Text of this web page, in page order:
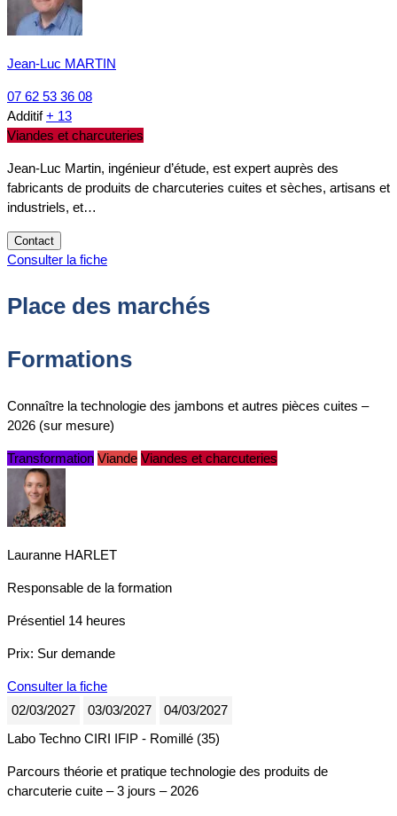
Jean-Luc MARTIN
07 62 53 36 08
Additif + 13
Viandes et charcuteries
Jean-Luc Martin, ingénieur d’étude, est expert auprès des
fabricants de produits de charcuteries cuites et sèches, artisans et
industriels, et…
Contact
Consulter la fiche
Place des marchés
Formations
Connaître la technologie des jambons et autres pièces cuites –
2026 (sur mesure)
Transformation Viande Viandes et charcuteries
Lauranne HARLET
Responsable de la formation
Présentiel 14 heures
Prix: Sur demande
Consulter la fiche
02/03/2027
03/03/2027
04/03/2027
Labo Techno CIRI IFIP - Romillé (35)
Parcours théorie et pratique technologie des produits de
charcuterie cuite – 3 jours – 2026